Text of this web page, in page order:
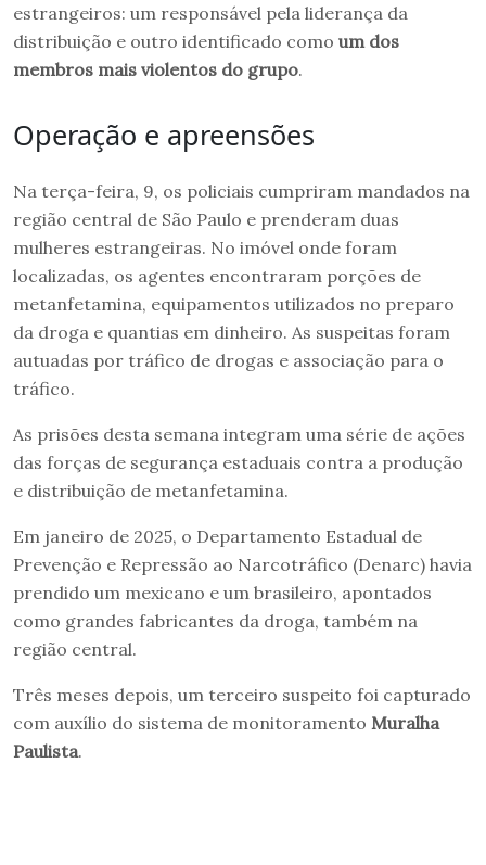
estrangeiros: um responsável pela liderança da
distribuição e outro identificado como um dos
membros mais violentos do grupo.
Operação e apreensões
Na terça-feira, 9, os policiais cumpriram mandados na
região central de São Paulo e prenderam duas
mulheres estrangeiras. No imóvel onde foram
localizadas, os agentes encontraram porções de
metanfetamina, equipamentos utilizados no preparo
da droga e quantias em dinheiro. As suspeitas foram
autuadas por tráfico de drogas e associação para o
tráfico.
As prisões desta semana integram uma série de ações
das forças de segurança estaduais contra a produção
e distribuição de metanfetamina.
Em janeiro de 2025, o Departamento Estadual de
Prevenção e Repressão ao Narcotráfico (Denarc) havia
prendido um mexicano e um brasileiro, apontados
como grandes fabricantes da droga, também na
região central.
Três meses depois, um terceiro suspeito foi capturado
com auxílio do sistema de monitoramento Muralha
Paulista.